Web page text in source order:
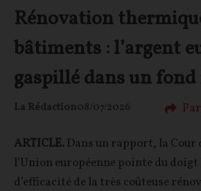
Rénovation
bâtiments : l’argent
gaspillé dans un
La Rédaction08/07/2026
ARTICLE.Dans un rapport, la Cour
l’Union européenne pointe du doigt
d’efficacité de la très coûteuse